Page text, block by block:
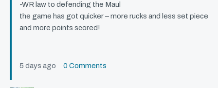
-WR law to defending the Maul
the game has got quicker – more rucks and less set piece
and more points scored!
5 days ago 0 Comments